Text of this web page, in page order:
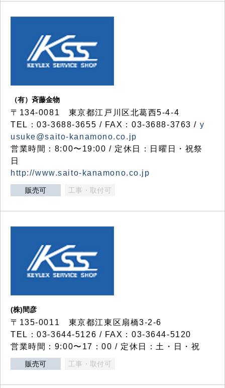
（有）斉藤金物
〒134-0081 東京都江戸川区北葛西5-4-4
TEL：03-3688-3655 / FAX：03-3688-3763 / y
usuke@saito-kanamono.co.jp
営業時間：8:00〜19:00 / 定休日：日曜日・祝祭
日
http://www.saito-kanamono.co.jp
販売可 工事・取付可
(株)間彦
〒135-0011 東京都江東区扇橋3-2-6
TEL：03-3644-5126 / FAX：03-3644-5120
営業時間：9:00〜17：00 / 定休日：土・日・祝
販売可 工事・取付可